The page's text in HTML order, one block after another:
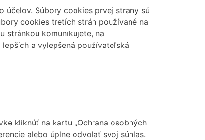
účelov. Súbory cookies prvej strany sú
cookies tretích strán používané na
stránkou komunikujete, na
a vylepšená používateľská
kliknúť na kartu „Ochrana osobných
alebo úplne odvolať svoj súhlas.